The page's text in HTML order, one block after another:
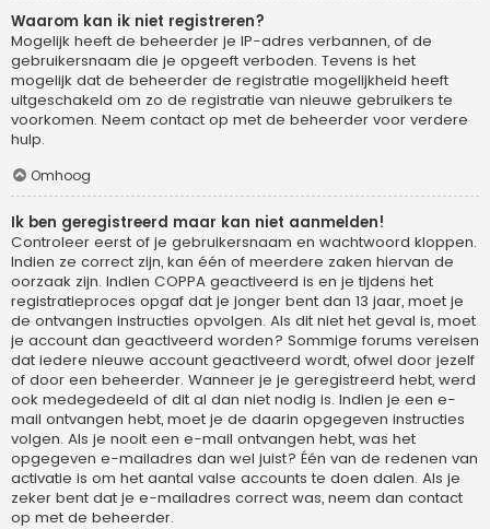
Waarom kan ik niet registreren?
Mogelijk heeft de beheerder je IP-adres verbannen, of de
gebruikersnaam die je opgeeft verboden. Tevens is het
mogelijk dat de beheerder de registratie mogelijkheid heeft
uitgeschakeld om zo de registratie van nieuwe gebruikers te
voorkomen. Neem contact op met de beheerder voor verdere
hulp.
Omhoog
Ik ben geregistreerd maar kan niet aanmelden!
Controleer eerst of je gebruikersnaam en wachtwoord kloppen.
Indien ze correct zijn, kan één of meerdere zaken hiervan de
oorzaak zijn. Indien COPPA geactiveerd is en je tijdens het
registratieproces opgaf dat je jonger bent dan 13 jaar, moet je
de ontvangen instructies opvolgen. Als dit niet het geval is, moet
je account dan geactiveerd worden? Sommige forums vereisen
dat iedere nieuwe account geactiveerd wordt, ofwel door jezelf
of door een beheerder. Wanneer je je geregistreerd hebt, werd
ook medegedeeld of dit al dan niet nodig is. Indien je een e-
mail ontvangen hebt, moet je de daarin opgegeven instructies
volgen. Als je nooit een e-mail ontvangen hebt, was het
opgegeven e-mailadres dan wel juist? Één van de redenen van
activatie is om het aantal valse accounts te doen dalen. Als je
zeker bent dat je e-mailadres correct was, neem dan contact
op met de beheerder.